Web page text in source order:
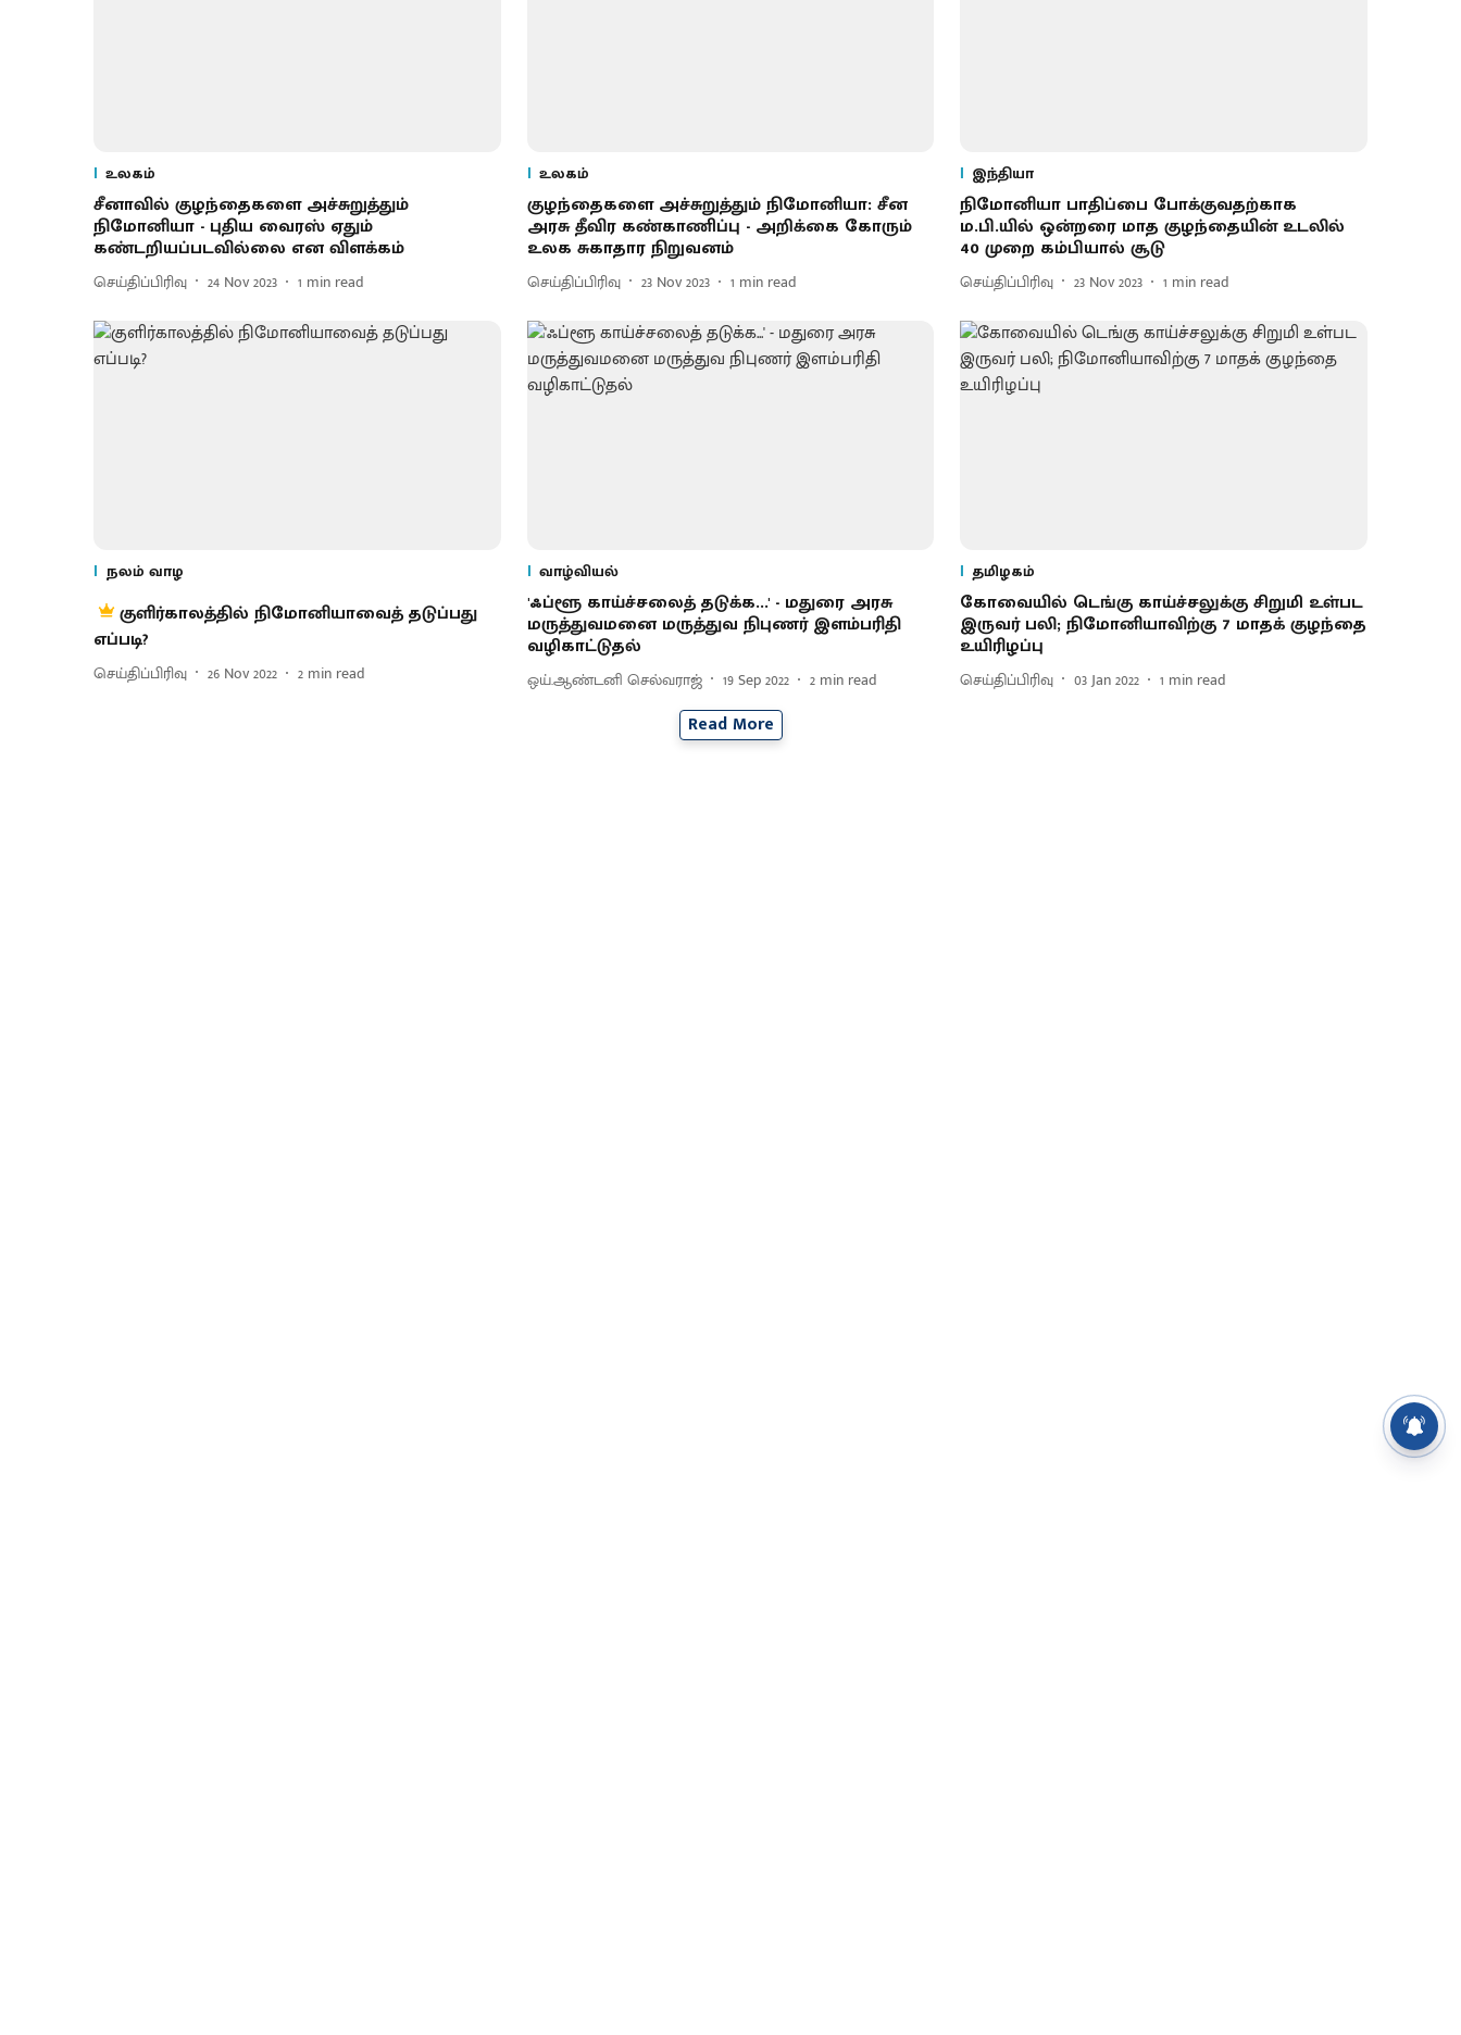
உலகம்
சீனாவில் குழந்தைகளை அச்சுறுத்தும்
நிமோனியா - புதிய வைரஸ் ஏதும்
கண்டறியப்படவில்லை என விளக்கம்
செய்திப்பிரிவு 24 Nov 2023 1 min read
உலகம்
குழந்தைகளை அச்சுறுத்தும் நிமோனியா: சீன
அரசு தீவிர கண்காணிப்பு - அறிக்கை கோரும்
உலக சுகாதார நிறுவனம்
செய்திப்பிரிவு 23 Nov 2023 1 min read
இந்தியா
நிமோனியா பாதிப்பை போக்குவதற்காக
ம.பி.யில் ஒன்றரை மாத குழந்தையின் உடலில்
40 முறை கம்பியால் சூடு
செய்திப்பிரிவு 23 Nov 2023 1 min read
நலம் வாழ
குளிர்காலத்தில் நிமோனியாவைத் தடுப்பது
எப்படி?
செய்திப்பிரிவு 26 Nov 2022 2 min read
வாழ்வியல்
'ஃப்ளூ காய்ச்சலைத் தடுக்க...' - மதுரை அரசு
மருத்துவமனை மருத்துவ நிபுணர் இளம்பரிதி
வழிகாட்டுதல்
ஒய்.ஆண்டனி செல்வராஜ் 19 Sep 2022 2 min read
தமிழகம்
கோவையில் டெங்கு காய்ச்சலுக்கு சிறுமி உள்பட
இருவர் பலி; நிமோனியாவிற்கு 7 மாதக் குழந்தை
உயிரிழப்பு
செய்திப்பிரிவு 03 Jan 2022 1 min read
Read More